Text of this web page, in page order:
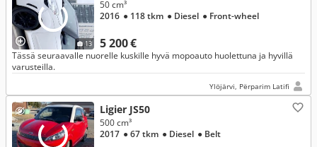
13 5 200 €
50 cm³
2016 ● 118 tkm ● Diesel ● Front-wheel
Tässä seuraavalle nuorelle kuskille hyvä mopoauto huolettuna ja hyvillä
varusteilla.
Ylöjärvi, Përparim Latifi
Ligier JS50
500 cm³
2017 ● 67 tkm ● Diesel ● Belt